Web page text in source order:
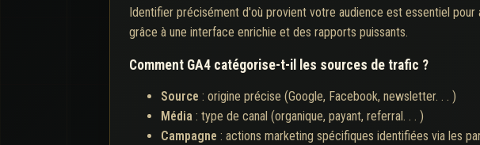
Identifier précisément d'où provient votre audience est essentiel
grâce à une interface enrichie et des rapports puissants.
Comment GA4 catégorise-t-il les sources de trafic ?
Source : origine précise (Google, Facebook, newsletter. . . )
Média : type de canal (organique, payant, referral. . . )
Campagne : actions marketing spécifiques identifiées via les